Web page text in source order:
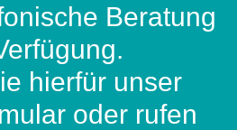
Beratung
hierfür unser
oder rufen